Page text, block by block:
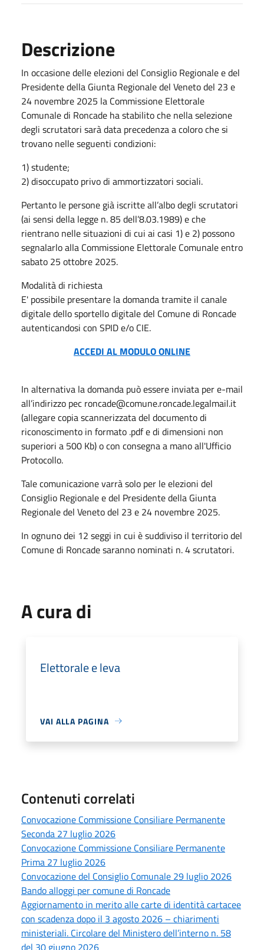
Descrizione
In occasione delle elezioni del Consiglio Regionale e del
Presidente della Giunta Regionale del Veneto del 23 e
24 novembre 2025 la Commissione Elettorale
Comunale di Roncade ha stabilito che nella selezione
degli scrutatori sarà data precedenza a coloro che si
trovano nelle seguenti condizioni:
1) studente;
2) disoccupato privo di ammortizzatori sociali.
Pertanto le persone già iscritte all’albo degli scrutatori
(ai sensi della legge n. 85 dell’8.03.1989) e che
rientrano nelle situazioni di cui ai casi 1) e 2) possono
segnalarlo alla Commissione Elettorale Comunale entro
sabato 25 ottobre 2025.
Modalità di richiesta
E' possibile presentare la domanda tramite il canale
digitale dello sportello digitale del Comune di Roncade
autenticandosi con SPID e/o CIE.
ACCEDI AL MODULO ONLINE
In alternativa la domanda può essere inviata per e-mail
all’indirizzo pec roncade@comune.roncade.legalmail.it
(allegare copia scannerizzata del documento di
riconoscimento in formato .pdf e di dimensioni non
superiori a 500 Kb) o con consegna a mano all'Ufficio
Protocollo.
Tale comunicazione varrà solo per le elezioni del
Consiglio Regionale e del Presidente della Giunta
Regionale del Veneto del 23 e 24 novembre 2025.
In ognuno dei 12 seggi in cui è suddiviso il territorio del
Comune di Roncade saranno nominati n. 4 scrutatori.
A cura di
Elettorale e leva
VAI ALLA PAGINA
Contenuti correlati
Convocazione Commissione Consiliare Permanente
Seconda 27 luglio 2026
Convocazione Commissione Consiliare Permanente
Prima 27 luglio 2026
Convocazione del Consiglio Comunale 29 luglio 2026
Bando alloggi per comune di Roncade
Aggiornamento in merito alle carte di identità cartacee
con scadenza dopo il 3 agosto 2026 – chiarimenti
ministeriali. Circolare del Ministero dell’interno n. 58
del 30 giugno 2026